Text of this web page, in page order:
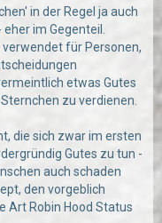
in der Regel ja auch
im Gegenteil.
für Personen,
etwas Gutes
zu verdienen.
die sich zwar im ersten
Gutes zu tun -
auch schaden
den vorgeblich
Art Robin Hood Status